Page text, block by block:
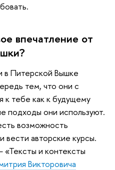
впечатление от
Питерской Вышке
тем, что они с
к тебе как к будущему
подходы они используют.
возможность
вести авторские курсы.
и контексты
Викторовича